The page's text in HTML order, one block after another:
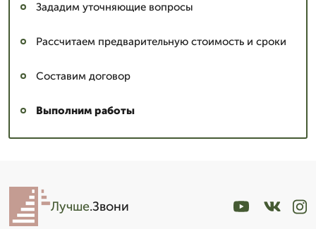
Зададим уточняющие вопросы
Рассчитаем предварительную стоимость и сроки
Составим договор
Выполним работы
Лучше.Звони